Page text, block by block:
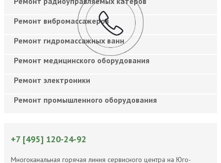
Ремонт вибромассажеров
Ремонт гидромассажных ванн
Ремонт медицинского оборудования
Ремонт электроники
Ремонт промышленного оборудования
+7 [495] 120-24-92
Многоканальная горячая линия сервисного центра на Юго-